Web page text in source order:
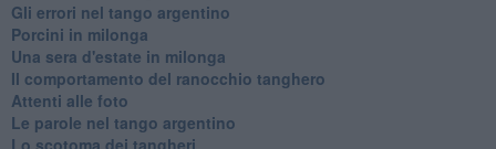
Gli errori nel tango argentino
Porcini in milonga
Una sera d'estate in milonga
Il comportamento del ranocchio tanghero
Attenti alle foto
Le parole nel tango argentino
Lo scotoma dei tangheri